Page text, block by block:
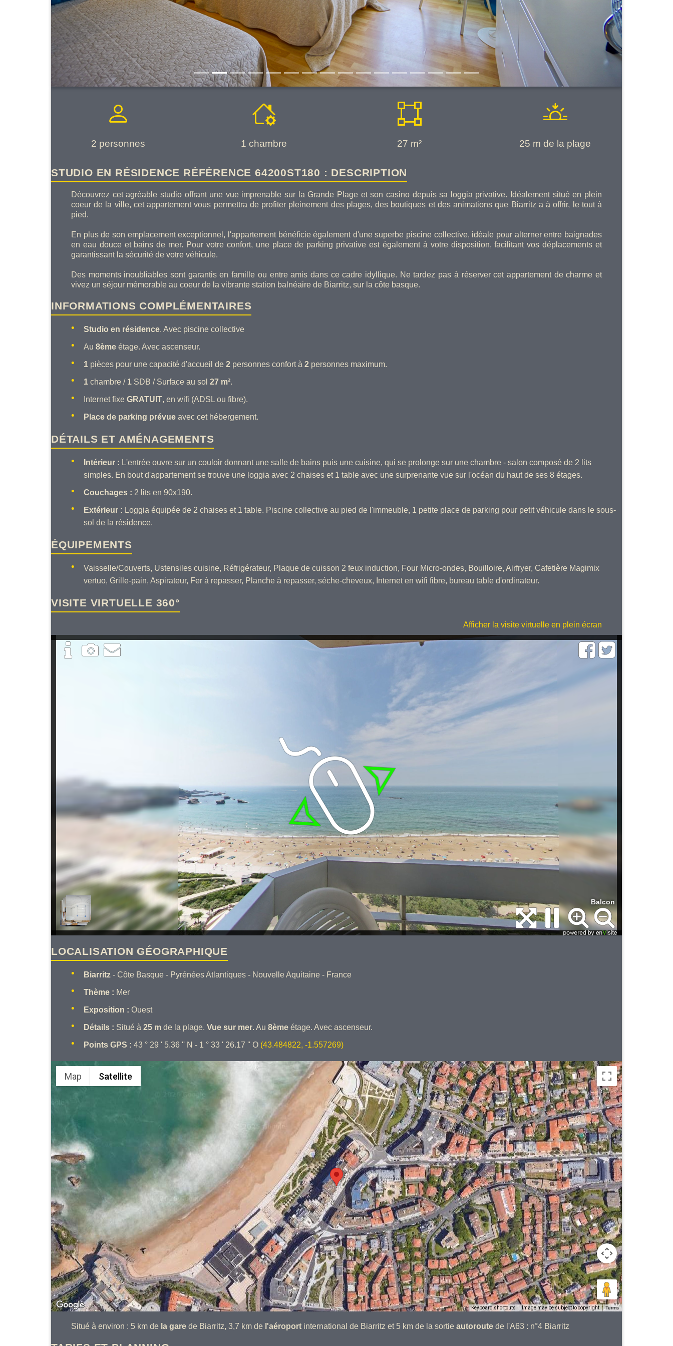
2 personnes 1 chambre 27 m² 25 m de la plage
STUDIO EN RÉSIDENCE RÉFÉRENCE 64200ST180 : DESCRIPTION
Découvrez cet agréable studio offrant une vue imprenable sur la Grande Plage et son casino depuis sa loggia privative. Idéalement situé en plein
coeur de la ville, cet appartement vous permettra de profiter pleinement des plages, des boutiques et des animations que Biarritz a à offrir, le tout à
pied.
En plus de son emplacement exceptionnel, l'appartement bénéficie également d'une superbe piscine collective, idéale pour alterner entre baignades
en eau douce et bains de mer. Pour votre confort, une place de parking privative est également à votre disposition, facilitant vos déplacements et
garantissant la sécurité de votre véhicule.
Des moments inoubliables sont garantis en famille ou entre amis dans ce cadre idyllique. Ne tardez pas à réserver cet appartement de charme et
vivez un séjour mémorable au coeur de la vibrante station balnéaire de Biarritz, sur la côte basque.
INFORMATIONS COMPLÉMENTAIRES
Studio en résidence. Avec piscine collective
Au 8ème étage. Avec ascenseur.
1 pièces pour une capacité d'accueil de 2 personnes confort à 2 personnes maximum.
1 chambre / 1 SDB / Surface au sol 27 m².
Internet fixe GRATUIT, en wifi (ADSL ou fibre).
Place de parking prévue avec cet hébergement.
DÉTAILS ET AMÉNAGEMENTS
Intérieur : L'entrée ouvre sur un couloir donnant une salle de bains puis une cuisine, qui se prolonge sur une chambre - salon composé de 2 lits
simples. En bout d'appartement se trouve une loggia avec 2 chaises et 1 table avec une surprenante vue sur l'océan du haut de ses 8 étages.
Couchages : 2 lits en 90x190.
Extérieur : Loggia équipée de 2 chaises et 1 table. Piscine collective au pied de l'immeuble, 1 petite place de parking pour petit véhicule dans le sous-
sol de la résidence.
ÉQUIPEMENTS
Vaisselle/Couverts, Ustensiles cuisine, Réfrigérateur, Plaque de cuisson 2 feux induction, Four Micro-ondes, Bouilloire, Airfryer, Cafetière Magimix
vertuo, Grille-pain, Aspirateur, Fer à repasser, Planche à repasser, séche-cheveux, Internet en wifi fibre, bureau table d'ordinateur.
VISITE VIRTUELLE 360°
Afficher la visite virtuelle en plein écran
LOCALISATION GÉOGRAPHIQUE
Biarritz - Côte Basque - Pyrénées Atlantiques - Nouvelle Aquitaine - France
Thème : Mer
Exposition : Ouest
Détails : Situé à 25 m de la plage. Vue sur mer. Au 8ème étage. Avec ascenseur.
Points GPS : 43 ° 29 ' 5.36 '' N - 1 ° 33 ' 26.17 '' O (43.484822, -1.557269)
Map Satellite
Keyboard shortcuts Image may be subject to copyright Terms
Situé à environ : 5 km de la gare de Biarritz, 3,7 km de l'aéroport international de Biarritz et 5 km de la sortie autoroute de l'A63 : n°4 Biarritz